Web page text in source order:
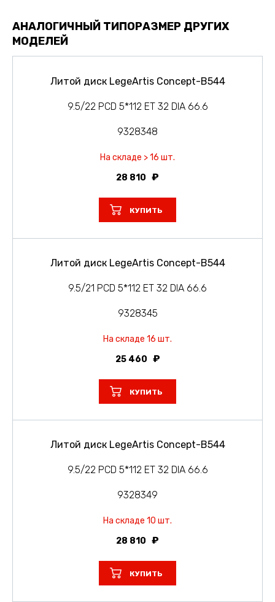
АНАЛОГИЧНЫЙ ТИПОРАЗМЕР ДРУГИХ
МОДЕЛЕЙ
Литой диск LegeArtis Concept-B544
9.5/22 PCD 5*112 ET 32 DIA 66.6
9328348
На складе > 16 шт.
28 810
КУПИТЬ
Литой диск LegeArtis Concept-B544
9.5/21 PCD 5*112 ET 32 DIA 66.6
9328345
На складе 16 шт.
25 460
КУПИТЬ
Литой диск LegeArtis Concept-B544
9.5/22 PCD 5*112 ET 32 DIA 66.6
9328349
На складе 10 шт.
28 810
КУПИТЬ